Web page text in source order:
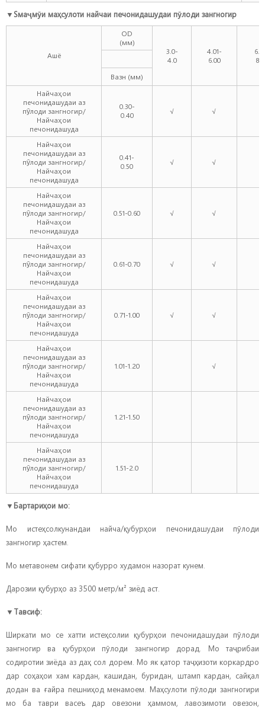
▼ Sмаҷмӯи маҳсулоти найчаи печонидашудаи пӯлоди зангногир
Ашё
OD
(мм)
3.0-
4.0
4.01-
6.00
Вазн (мм)
Найчаҳои
печонидашудаи аз
пӯлоди зангногир/
Найчаҳои
печонидашуда
0.30-
0.40
√ √
Найчаҳои
печонидашудаи аз
пӯлоди зангногир/
Найчаҳои
печонидашуда
0.41-
0.50
√ √
Найчаҳои
печонидашудаи аз
пӯлоди зангногир/
Найчаҳои
печонидашуда
0.51-0.60 √ √
Найчаҳои
печонидашудаи аз
пӯлоди зангногир/
Найчаҳои
печонидашуда
0.61-0.70 √ √
Найчаҳои
печонидашудаи аз
пӯлоди зангногир/
Найчаҳои
печонидашуда
0.71-1.00 √ √
Найчаҳои
печонидашудаи аз
пӯлоди зангногир/
Найчаҳои
печонидашуда
1.01-1.20 √
Найчаҳои
печонидашудаи аз
пӯлоди зангногир/
Найчаҳои
печонидашуда
1.21-1.50
Найчаҳои
печонидашудаи аз
пӯлоди зангногир/
Найчаҳои
печонидашуда
1.51-2.0
▼ Бартариҳои мо:
Мо истеҳсолкунандаи найча/қубурҳои печонидашудаи пӯлоди
зангногир ҳастем.
Мо метавонем сифати қубурро худамон назорат кунем.
Дарозии қубурҳо аз 3500 метр/м² зиёд аст.
▼ Тавсиф:
Ширкати мо се хатти истеҳсолии қубурҳои печонидашудаи пӯлоди
зангногир ва қубурҳои пӯлоди зангногир дорад. Мо таҷрибаи
содиротии зиёда аз даҳ сол дорем. Мо як қатор таҷҳизоти коркардро
дар соҳаҳои хам кардан, кашидан, буридан, штамп кардан, сайқал
додан ва ғайра пешниҳод менамоем. Маҳсулоти пӯлоди зангногири
мо ба таври васеъ дар овезони ҳаммом, лавозимоти овезон,